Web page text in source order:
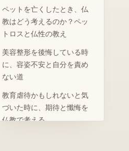
ペットを亡くしたとき、仏
教はどう考えるのか？ペッ
トロスと仏性の教え
美容整形を後悔している時
に、容姿不安と自分を責め
ない道
教育虐待かもしれないと気
づいた時に、期待と懺悔を
仏教で考える